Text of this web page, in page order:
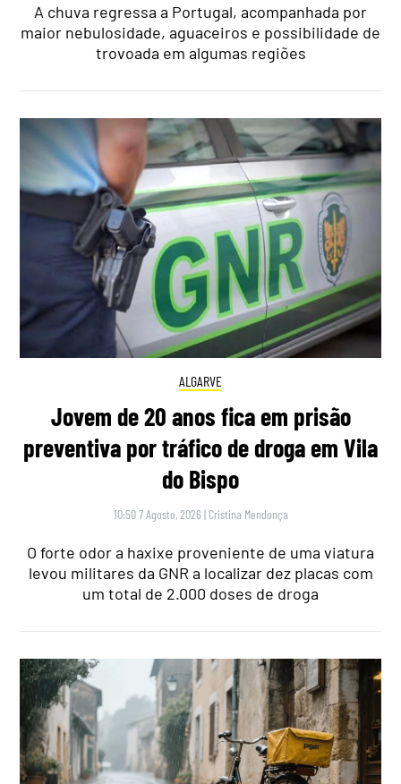
A chuva regressa a Portugal, acompanhada por
maior nebulosidade, aguaceiros e possibilidade de
trovoada em algumas regiões
ALGARVE
Jovem de 20 anos fica em prisão
preventiva por tráfico de droga em Vila
do Bispo
10:50 7 Agosto, 2026 | Cristina Mendonça
O forte odor a haxixe proveniente de uma viatura
levou militares da GNR a localizar dez placas com
um total de 2.000 doses de droga